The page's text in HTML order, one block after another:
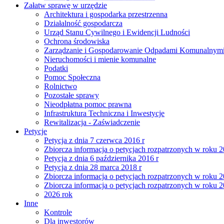
Załatw sprawę w urzędzie
Architektura i gospodarka przestrzenna
Działalność gospodarcza
Urząd Stanu Cywilnego i Ewidencji Ludności
Ochrona środowiska
Zarządzanie i Gospodarowanie Odpadami Komunalnymi
Nieruchomości i mienie komunalne
Podatki
Pomoc Społeczna
Rolnictwo
Pozostałe sprawy
Nieodpłatna pomoc prawna
Infrastruktura Techniczna i Inwestycje
Rewitalizacja - Zaświadczenie
Petycje
Petycja z dnia 7 czerwca 2016 r
Zbiorcza informacja o petycjach rozpatrzonych w roku
Petycja z dnia 6 października 2016 r
Petycja z dnia 28 marca 2018 r
Zbiorcza informacja o petycjach rozpatrzonych w roku
Zbiorcza informacja o petycjach rozpatrzonych w roku
2026 rok
Inne
Kontrole
Dla inwestorów